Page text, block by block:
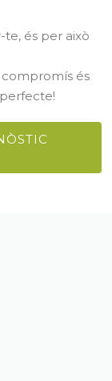
és per això
compromís és